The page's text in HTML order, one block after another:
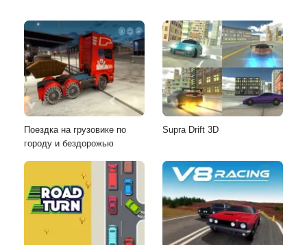
Поездка на грузовике по
городу и бездорожью
Supra Drift 3D